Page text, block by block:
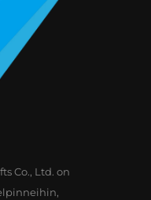
Co., Ltd. on